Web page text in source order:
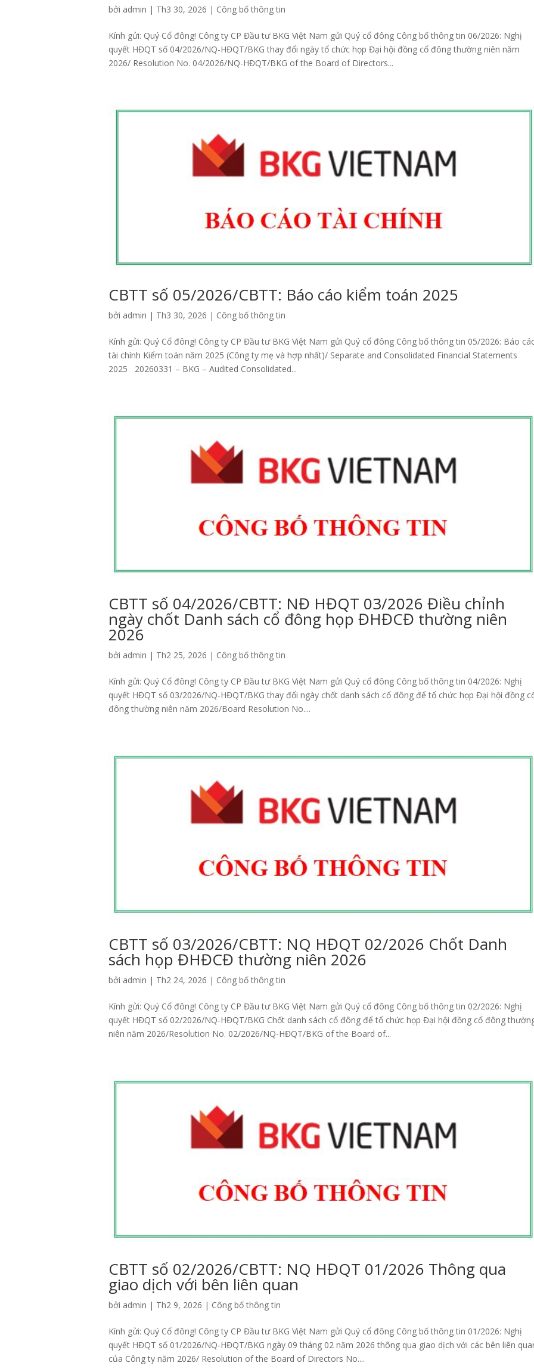
bởi admin | Th3 30, 2026 | Công bố thông tin
Kính gửi: Quý Cổ đông! Công ty CP Đầu tư BKG Việt Nam gửi Quý cổ đông Công bố thông tin 06/2026: Nghị
quyết HĐQT số 04/2026/NQ-HĐQT/BKG thay đổi ngày tổ chức họp Đại hội đồng cổ đông thường niên năm
2026/ Resolution No. 04/2026/NQ-HĐQT/BKG of the Board of Directors...
CBTT số 05/2026/CBTT: Báo cáo kiểm toán 2025
bởi admin | Th3 30, 2026 | Công bố thông tin
Kính gửi: Quý Cổ đông! Công ty CP Đầu tư BKG Việt Nam gửi Quý cổ đông Công bố thông tin 05/2026: Báo
tài chính Kiểm toán năm 2025 (Công ty mẹ và hợp nhất)/ Separate and Consolidated Financial Statements
2025 20260331 – BKG – Audited Consolidated...
CBTT số 04/2026/CBTT: NĐ HĐQT 03/2026 Điều chỉnh
ngày chốt Danh sách cổ đông họp ĐHĐCĐ thường niên
2026
bởi admin | Th2 25, 2026 | Công bố thông tin
Kính gửi: Quý Cổ đông! Công ty CP Đầu tư BKG Việt Nam gửi Quý cổ đông Công bố thông tin 04/2026: Nghị
quyết HĐQT số 03/2026/NQ-HĐQT/BKG thay đổi ngày chốt danh sách cổ đông để tổ chức họp Đại hội đồng
đông thường niên năm 2026/Board Resolution No....
CBTT số 03/2026/CBTT: NQ HĐQT 02/2026 Chốt Danh
sách họp ĐHĐCĐ thường niên 2026
bởi admin | Th2 24, 2026 | Công bố thông tin
Kính gửi: Quý Cổ đông! Công ty CP Đầu tư BKG Việt Nam gửi Quý cổ đông Công bố thông tin 02/2026: Nghị
quyết HĐQT số 02/2026/NQ-HĐQT/BKG Chốt danh sách cổ đông để tổ chức họp Đại hội đồng cổ đông
niên năm 2026/Resolution No. 02/2026/NQ-HĐQT/BKG of the Board of...
CBTT số 02/2026/CBTT: NQ HĐQT 01/2026 Thông qua
giao dịch với bên liên quan
bởi admin | Th2 9, 2026 | Công bố thông tin
Kính gửi: Quý Cổ đông! Công ty CP Đầu tư BKG Việt Nam gửi Quý cổ đông Công bố thông tin 01/2026: Nghị
quyết HĐQT số 01/2026/NQ-HĐQT/BKG ngày 09 tháng 02 năm 2026 thông qua giao dịch với các bên liên
của Công ty năm 2026/ Resolution of the Board of Directors No....